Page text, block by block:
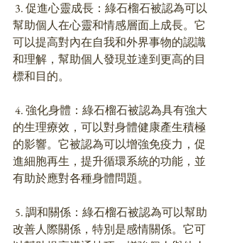
幫助個人在心靈和情感層面上成長。它
可以提高對內在自我和外界事物的認識
和理解，幫助個人發現並達到更高的目
標和目的。
的生理療效，可以對身體健康產生積極
的影響。它被認為可以增強免疫力，促
進細胞再生，提升循環系統的功能，並
有助於應對各種身體問題。
改善人際關係，特別是感情關係。它可